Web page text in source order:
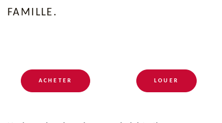
FAMILLE.
ACHETER LOUER